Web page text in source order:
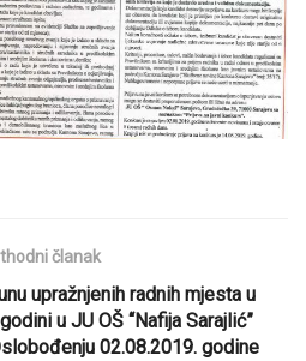
članak
upražnjenih radnih mjesta u
u JU OŠ “Nafija Sarajlić”
02.08.2019. godine